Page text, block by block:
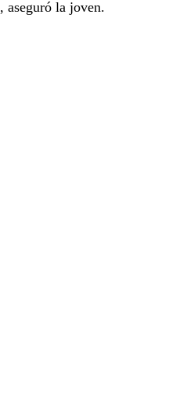
, aseguró la joven.